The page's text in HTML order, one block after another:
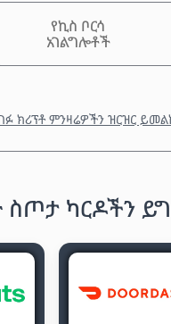
የኪስ ቦርሳ
አገልግሎቶች
ክሪፕቶ ምንዛሬዎችን ዝርዝር
ካርዶችን